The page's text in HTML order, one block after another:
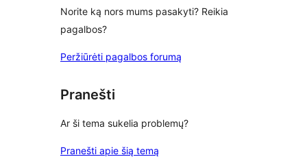
Norite ką nors mums pasakyti? Reikia
pagalbos?
Peržiūrėti pagalbos forumą
Pranešti
Ar ši tema sukelia problemų?
Pranešti apie šią temą